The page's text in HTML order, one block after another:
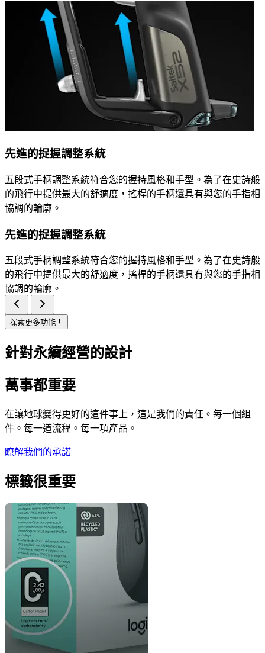
先進的捉握調整系統
五段式手柄調整系統符合您的握持風格和手型。為了在史詩般
的飛行中提供最大的舒適度，搖桿的手柄還具有與您的手指相
協調的輪廓。
先進的捉握調整系統
五段式手柄調整系統符合您的握持風格和手型。為了在史詩般
的飛行中提供最大的舒適度，搖桿的手柄還具有與您的手指相
協調的輪廓。
探索更多功能
針對永續經營的設計
萬事都重要
在讓地球變得更好的這件事上，這是我們的責任。每一個組
件。每一道流程。每一項產品。
瞭解我們的承諾
標籤很重要